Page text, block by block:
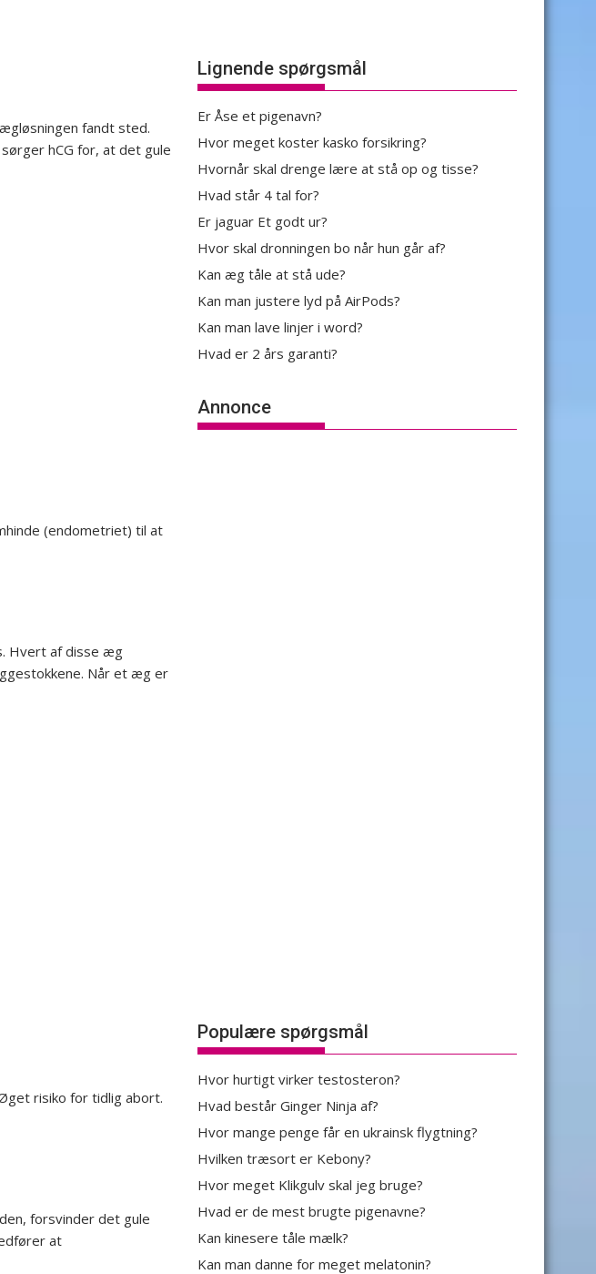
fandt sted.
hCG for, at det gule
(endometriet) til at
Hvert af disse æg
Når et æg er
risiko for tidlig abort.
forsvinder det gule
at
Lignende spørgsmål
Er Åse et pigenavn?
Hvor meget koster kasko forsikring?
Hvornår skal drenge lære at stå op og tisse?
Hvad står 4 tal for?
Er jaguar Et godt ur?
Hvor skal dronningen bo når hun går af?
Kan æg tåle at stå ude?
Kan man justere lyd på AirPods?
Kan man lave linjer i word?
Hvad er 2 års garanti?
Annonce
Populære spørgsmål
Hvor hurtigt virker testosteron?
Hvad består Ginger Ninja af?
Hvor mange penge får en ukrainsk flygtning?
Hvilken træsort er Kebony?
Hvor meget Klikgulv skal jeg bruge?
Hvad er de mest brugte pigenavne?
Kan kinesere tåle mælk?
Kan man danne for meget melatonin?